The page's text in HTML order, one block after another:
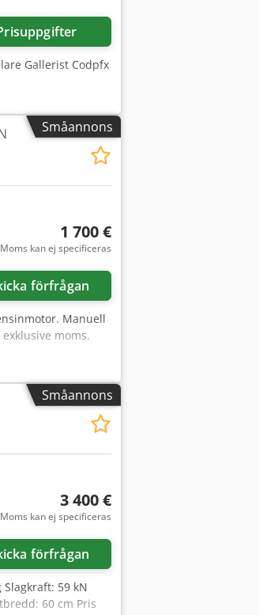
Gallerist Codpfx
Småannons
Begär fler bilder
1 700 €
kan ej specificeras
förfrågan
Manuell
moms.
Småannons
3 400 €
kan ej specificeras
förfrågan
Slagkraft: 59 kN
60 cm Pris